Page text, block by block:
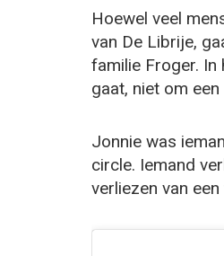
Hoewel veel
van De Librije,
familie Froger.
gaat, niet om
Jonnie was
circle. Iemand
verliezen van